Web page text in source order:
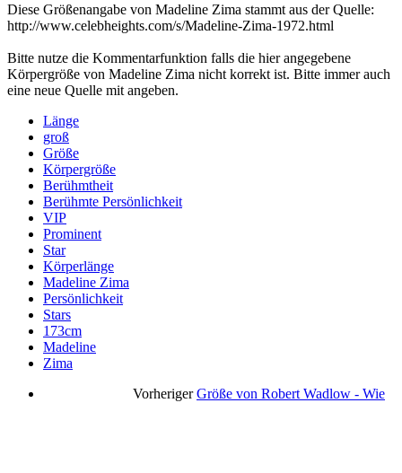
Diese Größenangabe von Madeline Zima stammt aus der Quelle:
http://www.celebheights.com/s/Madeline-Zima-1972.html
Bitte nutze die Kommentarfunktion falls die hier angegebene
Körpergröße von Madeline Zima nicht korrekt ist. Bitte immer auch
eine neue Quelle mit angeben.
Länge
groß
Größe
Körpergröße
Berühmtheit
Berühmte Persönlichkeit
VIP
Prominent
Star
Körperlänge
Madeline Zima
Persönlichkeit
Stars
173cm
Madeline
Zima
Vorheriger Größe von Robert Wadlow - Wie